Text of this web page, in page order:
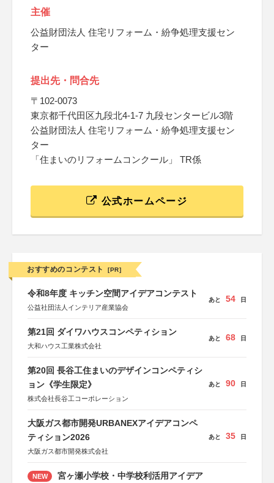
主催
公益財団法人 住宅リフォーム・紛争処理支援セン
ター
提出先・問合先
〒102-0073
東京都千代田区九段北4-1-7 九段センタービル3階
公益財団法人 住宅リフォーム・紛争処理支援セン
ター
「住まいのリフォームコンクール」 TR係
公式ホームページ
おすすめのコンテスト [PR]
令和8年度 キッチン空間アイデアコンテスト
公益社団法人インテリア産業協会
あと 54 日
第21回 ダイワハウスコンペティション
大和ハウス工業株式会社
あと 68 日
第20回 長谷工住まいのデザインコンペティシ
ョン《学生限定》
株式会社長谷工コーポレーション
あと 90 日
大阪ガス都市開発URBANEXアイデアコンペ
ティション2026
大阪ガス都市開発株式会社
あと 35 日
NEW
宮ヶ瀬小学校・中学校利活用アイデア